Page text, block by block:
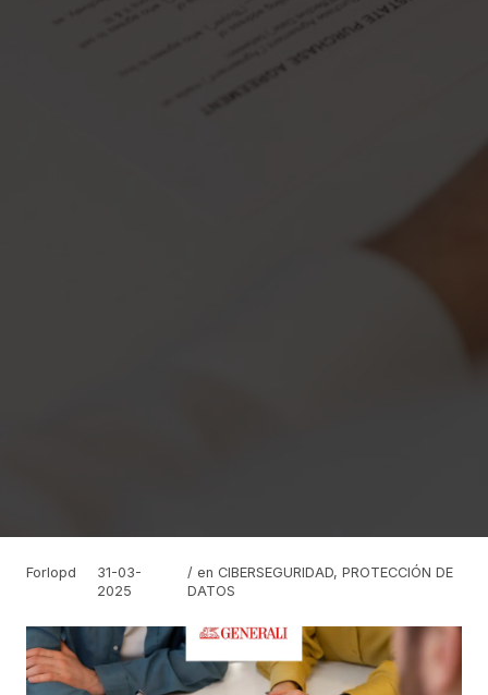
Forlopd
31-03-
2025
/ en CIBERSEGURIDAD, PROTECCIÓN DE
DATOS